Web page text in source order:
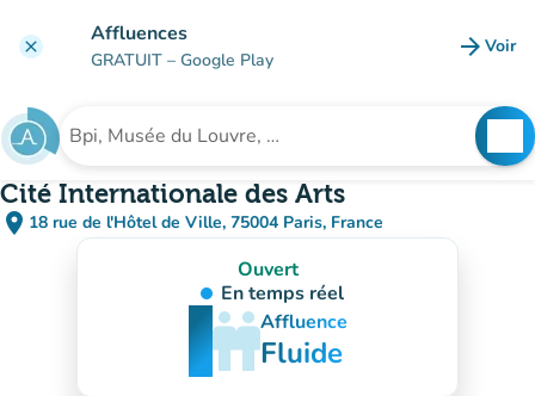
clear Affluences
GRATUIT – Google Play arrow_forward Voir
Rechercher un établissement
Cité Internationale des Arts
place 18 rue de l'Hôtel de Ville, 75004 Paris, France
(ouvrir dans Google Maps)
(nouvel onglet)
Ouvert
En temps réel
man
man
manAffluence
Fluide